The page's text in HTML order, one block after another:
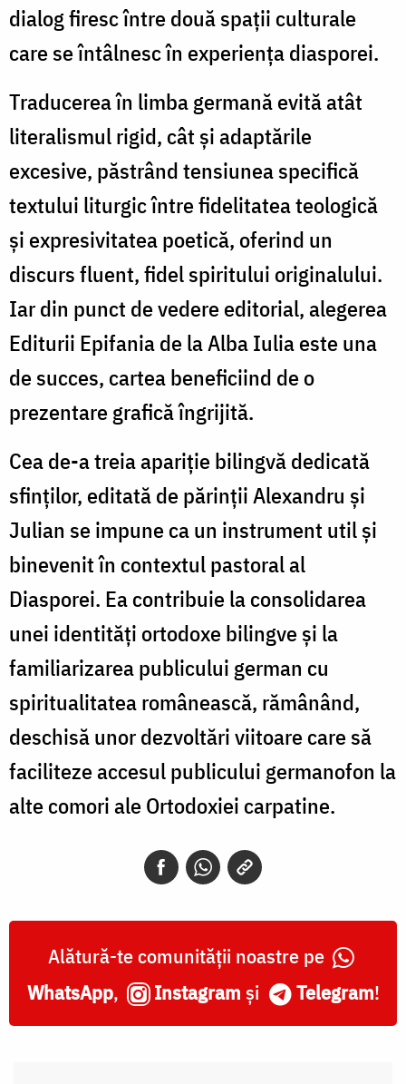
dialog firesc între două spații culturale
care se întâlnesc în experiența diasporei.
Traducerea în limba germană evită atât
literalismul rigid, cât și adaptările
excesive, păstrând tensiunea specifică
textului liturgic între fidelitatea teologică
și expresivitatea poetică, oferind un
discurs fluent, fidel spiritului originalului.
Iar din punct de vedere editorial, alegerea
Editurii Epifania de la Alba Iulia este una
de succes, cartea beneficiind de o
prezentare grafică îngrijită.
Cea de-a treia apariție bilingvă dedicată
sfinților, editată de părinții Alexandru și
Julian se impune ca un instrument util și
binevenit în contextul pastoral al
Diasporei. Ea contribuie la consolidarea
unei identități ortodoxe bilingve și la
familiarizarea publicului german cu
spiritualitatea românească, rămânând,
deschisă unor dezvoltări viitoare care să
faciliteze accesul publicului germanofon la
alte comori ale Ortodoxiei carpatine.
Alătură-te comunității noastre pe
WhatsApp, Instagram și Telegram!